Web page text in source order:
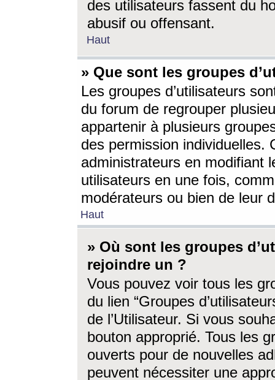
des utilisateurs fassent du
abusif ou offensant.
Haut
» Que sont les groupes
Les groupes d’utilisateurs
du forum de regrouper
appartenir à plusieurs
des permission individuelles.
administrateurs en modifiant
utilisateurs en une fois,
modérateurs ou bien de leur
Haut
» Où sont les groupes
rejoindre un ?
Vous pouvez voir tous les
du lien “Groupes
de l’Utilisateur. Si vous
bouton approprié. Tous les
ouverts pour de nouvelles
peuvent nécessiter une